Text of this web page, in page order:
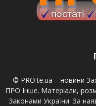
© PRO.te.ua – новини
ПРО Інше. Матеріали,
Законами України. За